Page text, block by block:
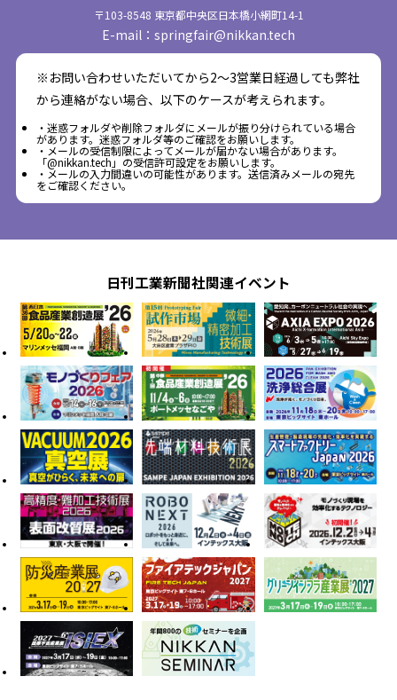
〒103-8548 東京都中央区日本橋小網町14-1
E-mail：springfair@nikkan.tech
※お問い合わせいただいてから2～3営業日経過しても弊社
から連絡がない場合、以下のケースが考えられます。
・迷惑フォルダや削除フォルダにメールが振り分けられている場合
があります。迷惑フォルダ等のご確認をお願いします。
・メールの受信制限によってメールが届かない場合があります。
「@nikkan.tech」の受信許可設定をお願いします。
・メールの入力間違いの可能性があります。送信済みメールの宛先
をご確認ください。
日刊工業新聞社関連イベント